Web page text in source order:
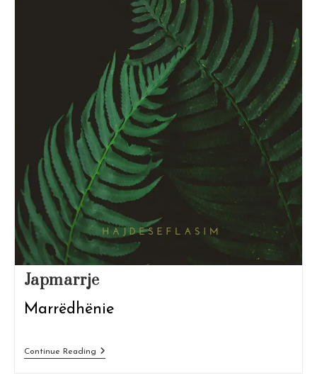
Japmarrje
Marrëdhënie
Continue ReadingJapmarrje